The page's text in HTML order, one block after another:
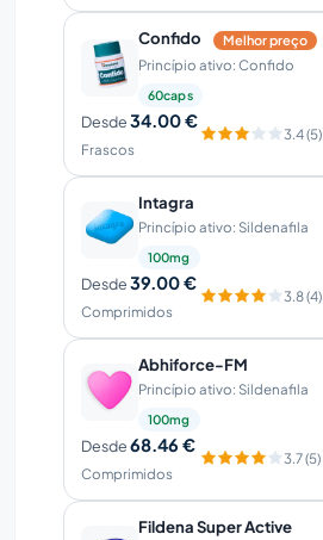
Confido Melhor preço
Princípio ativo: Confido
60caps
Desde34.00 €
Frascos
3.4 (5)
Intagra
Princípio ativo: Sildenafila
100mg
Desde39.00 €
Comprimidos
3.8 (4)
Abhiforce-FM
Princípio ativo: Sildenafila
100mg
Desde68.46 €
Comprimidos
3.7 (5)
Fildena Super Active